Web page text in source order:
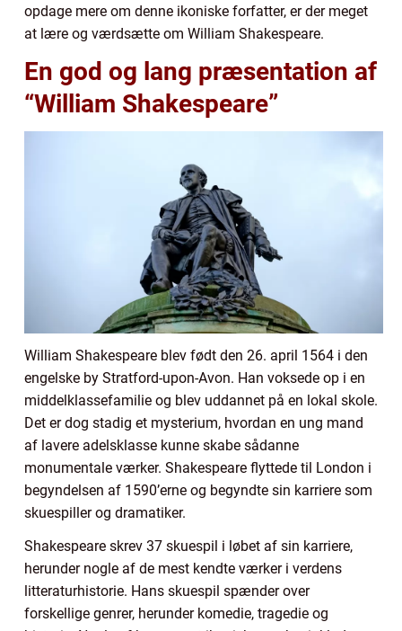
opdage mere om denne ikoniske forfatter, er der meget
at lære og værdsætte om William Shakespeare.
En god og lang præsentation af
“William Shakespeare”
William Shakespeare blev født den 26. april 1564 i den
engelske by Stratford-upon-Avon. Han voksede op i en
middelklassefamilie og blev uddannet på en lokal skole.
Det er dog stadig et mysterium, hvordan en ung mand
af lavere adelsklasse kunne skabe sådanne
monumentale værker. Shakespeare flyttede til London i
begyndelsen af 1590’erne og begyndte sin karriere som
skuespiller og dramatiker.
Shakespeare skrev 37 skuespil i løbet af sin karriere,
herunder nogle af de mest kendte værker i verdens
litteraturhistorie. Hans skuespil spænder over
forskellige genrer, herunder komedie, tragedie og